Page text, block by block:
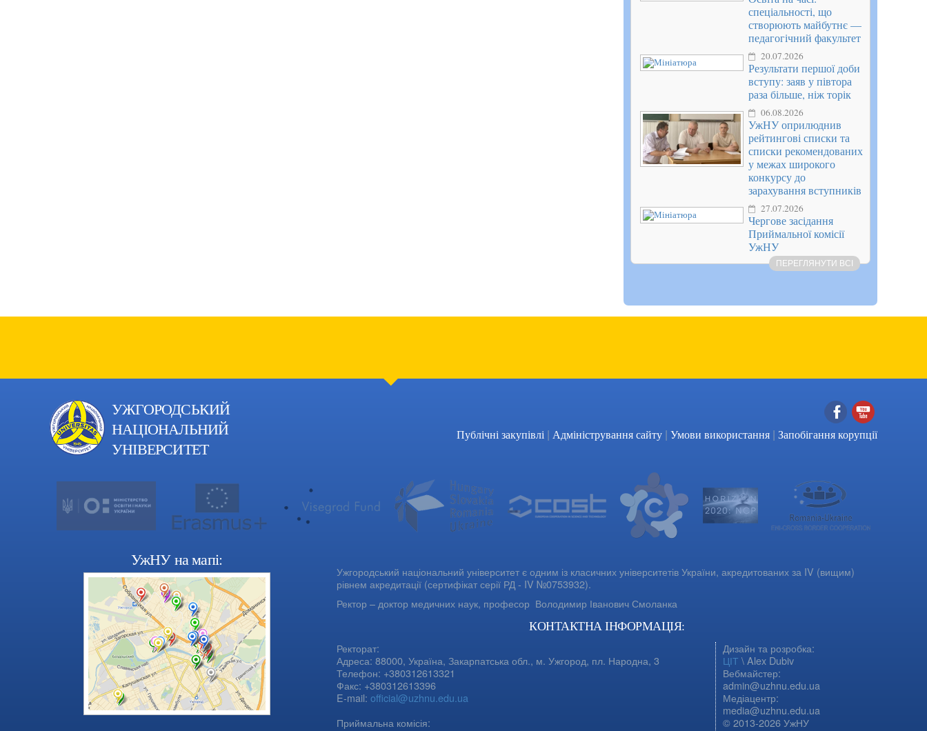
спеціальності, що
створюють майбутнє —
педагогічний факультет
20.07.2026
Результати першої доби
вступу: заяв у півтора
раза більше, ніж торік
06.08.2026
УжНУ оприлюднив
рейтингові списки та
списки рекомендованих
у межах широкого
конкурсу до
зарахування вступників
27.07.2026
Чергове засідання
Приймальної комісії
УжНУ
ПЕРЕГЛЯНУТИ ВСІ
УЖГОРОДСЬКИЙ
НАЦІОНАЛЬНИЙ
УНІВЕРСИТЕТ
Facebook
YouTube
Публічні закупівлі | Адміністрування сайту | Умови використання | Запобігання корупції
УжНУ на мапі:
Ужгородський національний університет є одним із класичних університетів України, акредитованих за IV (вищим)
рівнем акредитації (сертифікат серії РД - IV №0753932).
Ректор – доктор медичних наук, професор Володимир Іванович Смоланка
КОНТАКТНА ІНФОРМАЦІЯ:
Ректорат:
Адреса: 88000, Україна, Закарпатська обл., м. Ужгород, пл. Народна, 3
Телефон: +380312613321
Факс: +380312613396
E-mail: official@uzhnu.edu.ua
Приймальна комісія:
Дизайн та розробка:
ЦІТ \ Alex Dubiv
Вебмайстер:
admin@uzhnu.edu.ua
Медіацентр:
media@uzhnu.edu.ua
© 2013-2026 УжНУ